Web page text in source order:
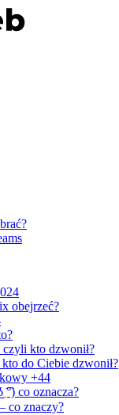
obejrzeć?
kto dzwonił?
do Ciebie dzwonił?
+44
͡°) co oznacza?
co znaczy?